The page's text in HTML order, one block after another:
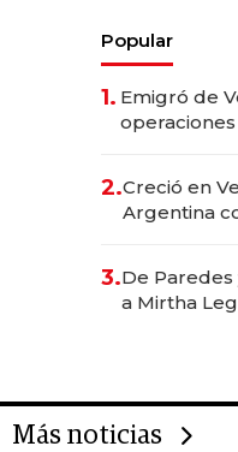
Popular
1. Emigró de
2.Creció en
Argentina
las marcas
3.De
a Mirtha
Más noticias